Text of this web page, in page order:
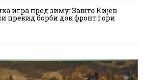
игра пред зиму: Зашто Кијев
прекид борби док фронт гори